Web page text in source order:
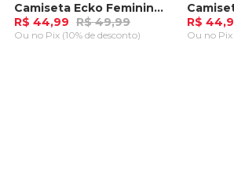
-10%Camiseta Ecko Feminina Estampada Preta
R$ 44,99 R$ 49,99
Ou no Pix (10% de desconto)
R$
Ou no Pix